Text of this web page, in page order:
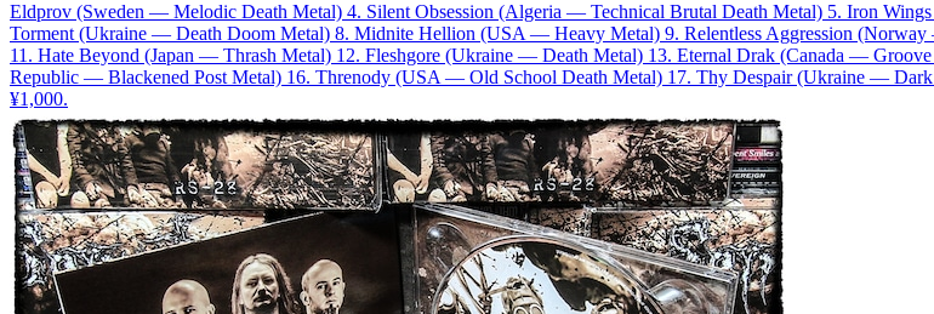
Eldprov (Sweden — Melodic Death Metal) 4. Silent Obsession (Algeria — Technical Brutal Death Metal) 5. Iron
Torment (Ukraine — Death Doom Metal) 8. Midnite Hellion (USA — Heavy Metal) 9. Relentless Aggression
11. Hate Beyond (Japan — Thrash Metal) 12. Fleshgore (Ukraine — Death Metal) 13. Eternal Drak (Canada —
Republic — Blackened Post Metal) 16. Threnody (USA — Old School Death Metal) 17. Thy Despair (Ukraine —
¥1,000.